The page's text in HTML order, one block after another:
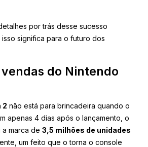
por trás desse sucesso
significa para o futuro dos
do Nintendo
2 não está para brincadeira quando o
apenas 4 dias após o lançamento, o
marca de 3,5 milhões de unidades
um feito que o torna o console